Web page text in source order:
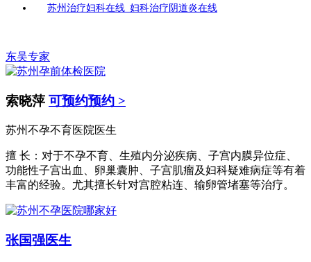
苏州治疗妇科在线_妇科治疗阴道炎在线
东吴专家
索晓萍 可预约预约 >
苏州不孕不育医院医生
擅 长：对于不孕不育、生殖内分泌疾病、子宫内膜异位症、
功能性子宫出血、卵巢囊肿、子宫肌瘤及妇科疑难病症等有着
丰富的经验。尤其擅长针对宫腔粘连、输卵管堵塞等治疗。
张国强医生